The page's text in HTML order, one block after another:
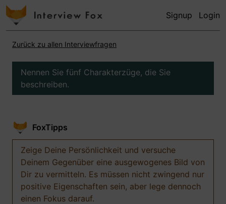
Signup Login
Zurück zu allen Interviewfragen
Nennen Sie fünf Charakterzüge, die Sie
beschreiben.
FoxTipps
Zeige Deine Persönlichkeit und versuche
Deinem Gegenüber eine ausgewogenes Bild von
Dir zu vermitteln. Es müssen nicht zwingend nur
positive Eigenschaften sein, aber lege dennoch
einen Fokus darauf.